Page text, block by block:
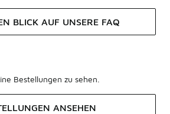
BLICK AUF UNSERE FAQ
Bestellungen zu sehen.
ANSEHEN